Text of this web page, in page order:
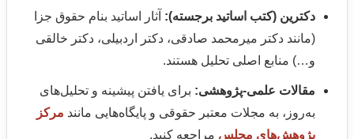
دکترین (کتب اساتید برجسته): آثار اساتید بنام حقوق جزا
(مانند دکتر میرمحمد صادقی، دکتر اردبیلی، دکتر خالقی
و…) منابع اصلی تحلیل هستند.
مقالات علمی-پژوهشی: برای یافتن پیشینه و تحلیل‌های
به‌روز، به مجلات معتبر حقوقی و پایگاه‌هایی مانند مرکز
پژوهش‌های مجلس مراجعه کنید.